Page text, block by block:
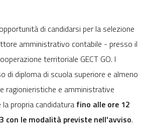
di candidarsi per la selezione
amministrativo contabile - presso il
territoriale GECT GO. I
di diploma di scuola superiore e almeno
ragionieristiche e amministrative
propria candidatura fino alle ore 12
con le modalità previste nell'avviso.